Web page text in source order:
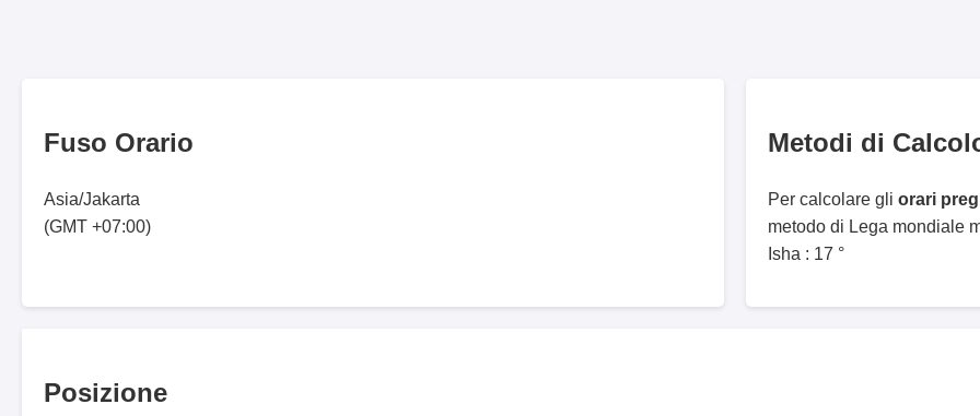
Fuso Orario
Asia/Jakarta
(GMT +07:00)
Metodi di
Per calcolare gli orari
metodo di Lega mondiale
Isha : 17 °
Posizione